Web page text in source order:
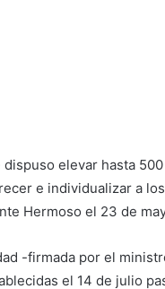
elevar hasta
e individualizar a
Hermoso el 23 de
-firmada por el
el 14 de julio